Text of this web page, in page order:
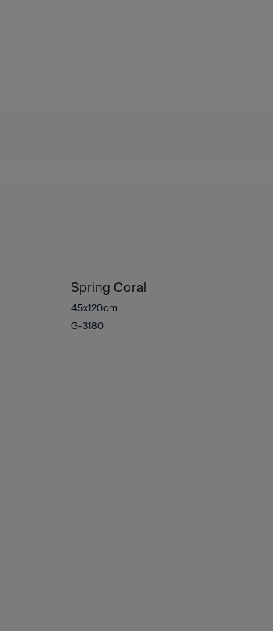
Spring Coral
45x120cm
G-3180